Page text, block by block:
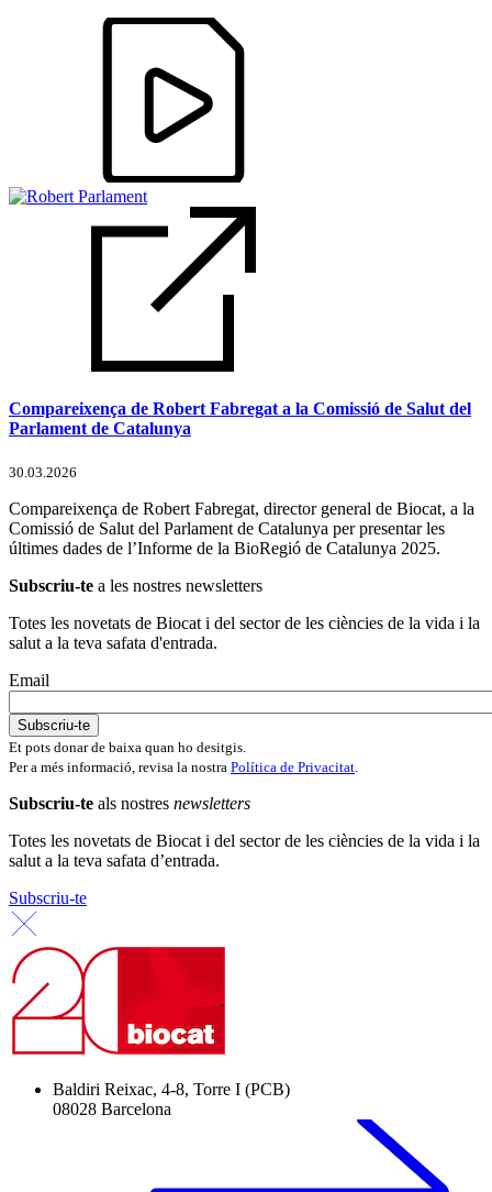
Compareixença de Robert Fabregat a la Comissió de Salut del
Parlament de Catalunya
30.03.2026
Compareixença de Robert Fabregat, director general de Biocat, a la
Comissió de Salut del Parlament de Catalunya per presentar les
últimes dades de l’Informe de la BioRegió de Catalunya 2025.
Subscriu-te a les nostres newsletters
Totes les novetats de Biocat i del sector de les ciències de la vida i la
salut a la teva safata d'entrada.
Email
Et pots donar de baixa quan ho desitgis.
Per a més informació, revisa la nostra Política de Privacitat.
Subscriu-te als nostres newsletters
Totes les novetats de Biocat i del sector de les ciències de la vida i la
salut a la teva safata d’entrada.
Subscriu-te
Baldiri Reixac, 4-8, Torre I (PCB)
08028 Barcelona